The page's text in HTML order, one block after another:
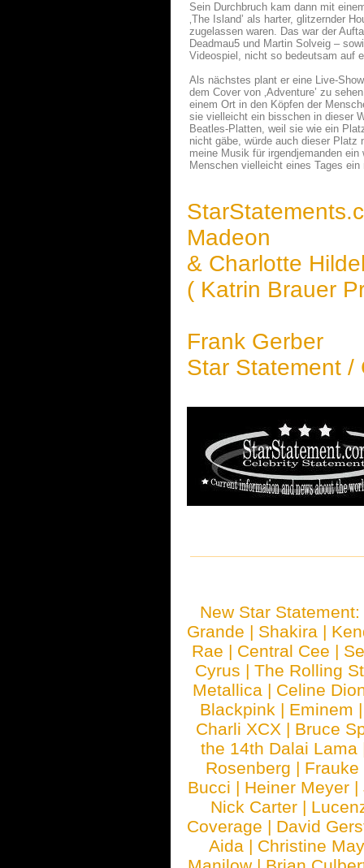
Sein Durchbruch kam dann mit
‚The Island’ als harter, glitzernder
zugelassen waren. Das war der
Deadmau5 und Martin Solveig –
Videospiel, nicht so bedeutsam auf
Als nächstes plant er eine Live-
dem Cover von ‚Adventure’ zu
einem Ort in den Köpfen der
sie vielleicht ein bisschen in dieser
Beatles-Platten, weil sie wie ein
nicht gäbe, würde auch dieser
meine Musik für irgendjemanden
Menschen vielleicht eines Tages
Madeon
& Charlotte
( Katrin Brauer
Frank Gerber
Star Statement /
New Star
Grande | Shakira |
Rae | Central Cee |
Cyrus | The Rolling
Metallica | Celine
Blackpink | Eminem
Charli XCX | Bruce
the 14th Dalai Lama
Rosenberg | Frauke
Bucci | Heiner Meyer |
Nick Carter |
Coverage | David
Aida | Christine